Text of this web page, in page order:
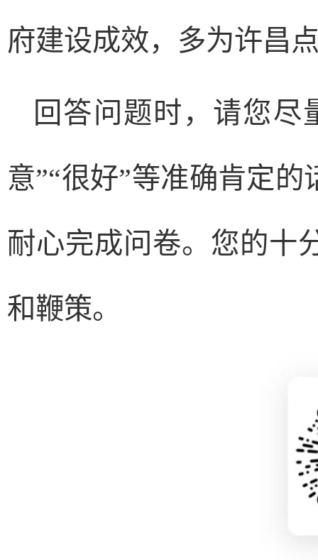
府建设成效，多为许昌
回答问题时，请您尽
意”“很好”等准确肯定
耐心完成问卷。您的十
和鞭策。